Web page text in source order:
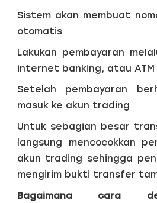
Sistem akan membuat
otomatis
Lakukan pembayaran
internet banking, atau ATM
Setelah pembayaran
masuk ke akun trading
Untuk sebagian besar
langsung mencocokkan
akun trading sehingga
mengirim bukti transfer
Bagaimana cara